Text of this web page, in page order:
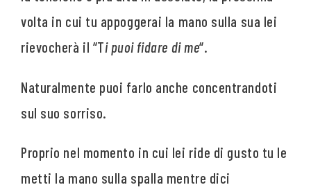
volta in cui tu appoggerai la mano sulla sua lei
rievocherà il “Ti puoi fidare di me“.
Naturalmente puoi farlo anche concentrandoti
sul suo sorriso.
Proprio nel momento in cui lei ride di gusto tu le
metti la mano sulla spalla mentre dici